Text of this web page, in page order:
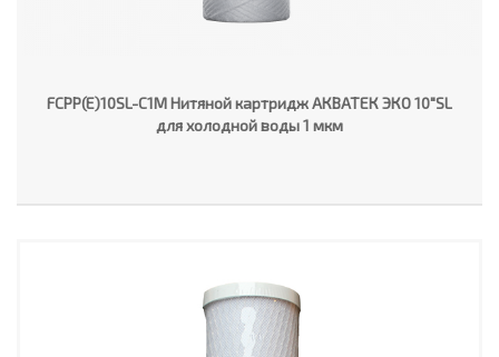
FCPP(E)10SL-C1M Нитяной картридж АКВАТЕК ЭКО 10"SL
для холодной воды 1 мкм